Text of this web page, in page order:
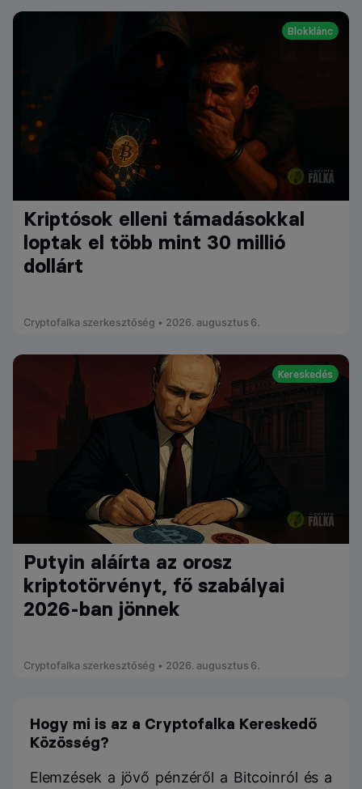
Blokklánc
Kriptósok elleni támadásokkal
loptak el több mint 30 millió
dollárt
Cryptofalka szerkesztőség • 2026. augusztus 6.
Kereskedés
Putyin aláírta az orosz
kriptotörvényt, fő szabályai
2026-ban jönnek
Cryptofalka szerkesztőség • 2026. augusztus 6.
Hogy mi is az a Cryptofalka Kereskedő
Közösség?
Elemzések a jövő pénzéről a Bitcoinról és a